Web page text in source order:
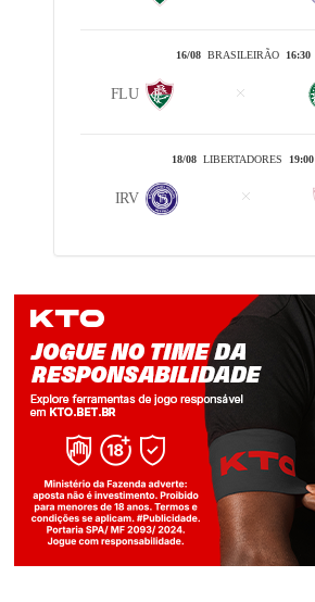
16/08BRASILEIRÃO 16:30
FLU
18/08 LIBERTADORES 19:00
IRV
Jogue com responsabilidade. 18+